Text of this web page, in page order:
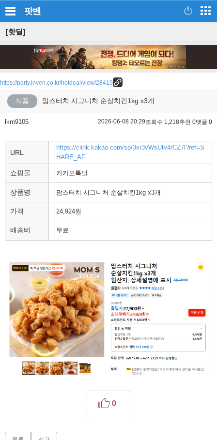
팟벤
[핫딜]
https://party.inven.co.kr/hotdeal/view/28419
식품 맘스터치 시그니처 순살치킨1kg x3개
lkm9105 2026-06-08 20:29조회수 1,218추천 0댓글 0
URL
https://clink.kakao.com/sp/3xr3vWsUtv4rCZ7l?ref=S
HARE_AF
쇼핑몰 카카오톡딜
상품명 맘스터치 시그니처 순살치킨1kg x3개
가격 24,924원
배송비 무료
0